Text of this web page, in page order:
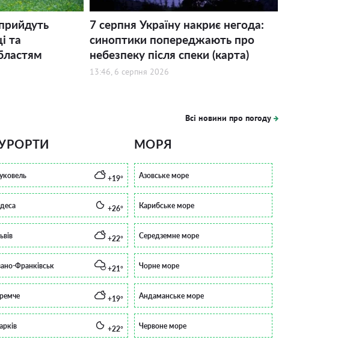
та
7 серпня Україну накриє негода:
синоптики попереджають про
небезпеку після спеки (карта)
13:46, 6 серпня 2026
Всі новини про погоду
+19°
+26°
+22°
Франківськ +21°
+19°
+22°
МОРЯ
Азовське море
Карибське море
Середземне море
Чорне море
Андаманське море
Червоне море